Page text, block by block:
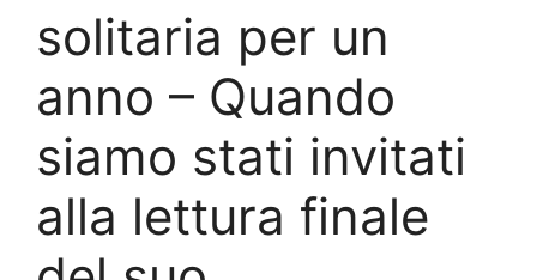
solitaria per un
anno – Quando
siamo stati invitati
alla lettura finale